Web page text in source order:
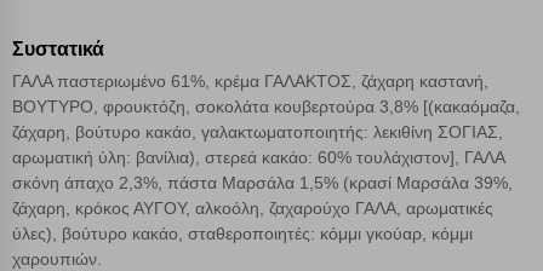
Συστατικά
ΓΑΛΑ παστεριωμένο 61%, κρέμα ΓΑΛΑΚΤΟΣ, ζάχαρη καστανή,
ΒΟΥΤΥΡΟ, φρουκτόζη, σοκολάτα κουβερτούρα 3,8% [(κακαόμαζα,
ζάχαρη, βούτυρο κακάο, γαλακτωματοποιητής: λεκιθίνη ΣΟΓΙΑΣ,
αρωματική ύλη: βανίλια), στερεά κακάο: 60% τουλάχιστον], ΓΑΛΑ
σκόνη άπαχο 2,3%, πάστα Μαρσάλα 1,5% (κρασί Μαρσάλα 39%,
ζάχαρη, κρόκος ΑΥΓΟΥ, αλκοόλη, ζαχαρούχο ΓΑΛΑ, αρωματικές
ύλες), βούτυρο κακάο, σταθεροποιητές: κόμμι γκούαρ, κόμμι
χαρουπιών.
Απόρριψη όλων
Αποδοχή όλων